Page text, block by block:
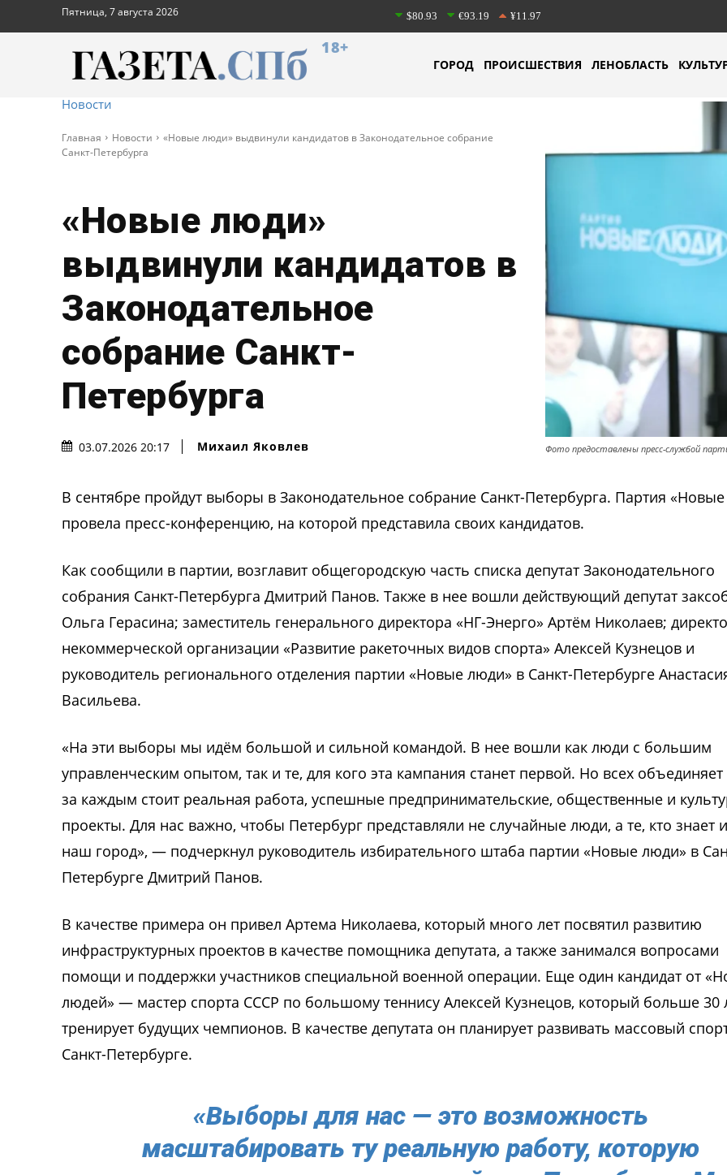
Пятница, 7 августа 2026 $80.93 €93.19 ¥11.97
18+
ГОРОД ПРОИСШЕСТВИЯ ЛЕНОБЛАСТЬ
Новости
Главная Новости
«Новые люди» выдвинули кандидатов в Законодательное собрание
Санкт-Петербурга
«Новые люди»
выдвинули кандидатов в
Законодательное
собрание Санкт-
Петербурга
03.07.2026 20:17 Михаил Яковлев Фото предоставлены пресс-службой
В сентябре пройдут выборы в Законодательное собрание Санкт-Петербурга. Партия
провела пресс-конференцию, на которой представила своих кандидатов.
Как сообщили в партии, возглавит общегородскую часть списка депутат Законодательного
собрания Санкт-Петербурга Дмитрий Панов. Также в нее вошли действующий депутат
Ольга Герасина; заместитель генерального директора «НГ-Энерго» Артём Николаев;
некоммерческой организации «Развитие ракеточных видов спорта» Алексей Кузнецов и
руководитель регионального отделения партии «Новые люди» в Санкт-Петербурге
Васильева.
«На эти выборы мы идём большой и сильной командой. В нее вошли как люди с большим
управленческим опытом, так и те, для кого эта кампания станет первой. Но всех
за каждым стоит реальная работа, успешные предпринимательские, общественные и
проекты. Для нас важно, чтобы Петербург представляли не случайные люди, а те, кто знает
наш город», — подчеркнул руководитель избирательного штаба партии «Новые люди» в
Петербурге Дмитрий Панов.
В качестве примера он привел Артема Николаева, который много лет посвятил развитию
инфраструктурных проектов в качестве помощника депутата, а также занимался вопросами
помощи и поддержки участников специальной военной операции. Еще один кандидат от
людей» — мастер спорта СССР по большому теннису Алексей Кузнецов, который больше 30
тренирует будущих чемпионов. В качестве депутата он планирует развивать массовый
Санкт-Петербурге.
«Выборы для нас — это возможность
масштабировать ту реальную работу, которую